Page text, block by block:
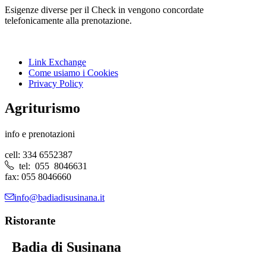
Esigenze diverse per il Check in vengono concordate
telefonicamente alla prenotazione.
Link Exchange
Come usiamo i Cookies
Privacy Policy
Agriturismo
info e prenotazioni
cell: 334 6552387
tel: 055 8046631
fax: 055 8046660
info@badiadisusinana.it
Ristorante
Badia di Susinana